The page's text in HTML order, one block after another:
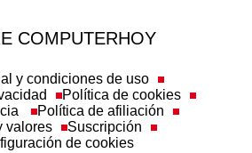
COMPUTERHOY
y condiciones de uso
Política de cookies
Política de afiliación
valores
Suscripción
de cookies